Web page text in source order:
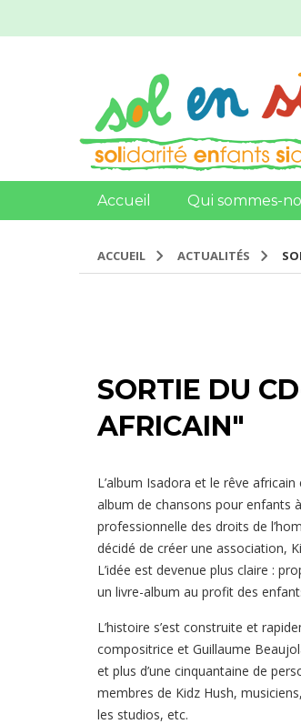
Accueil Qui sommes-
ACCUEIL ACTUALITÉS
SORTIE DU
AFRICAIN"
L’album Isadora et le rêve
album de chansons pour enfants
professionnelle des droits de
décidé de créer une association,
L’idée est devenue plus claire :
un livre-album au profit des
L’histoire s’est construite et
compositrice et Guillaume
et plus d’une cinquantaine de
membres de Kidz Hush,
les studios, etc.